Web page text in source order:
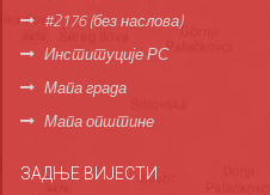
#2176 (без наслова)
Институције РС
Мапа града
Мапа општине
ЗАДЊЕ ВИЈЕСТИ